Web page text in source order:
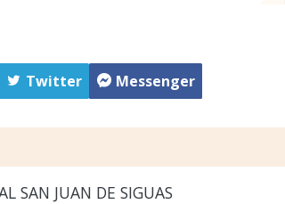
Twitter Messenger
SAN JUAN DE SIGUAS